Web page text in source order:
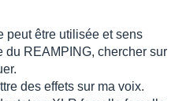
peut être utilisée et sens
du REAMPING, chercher sur
des effets sur ma voix.